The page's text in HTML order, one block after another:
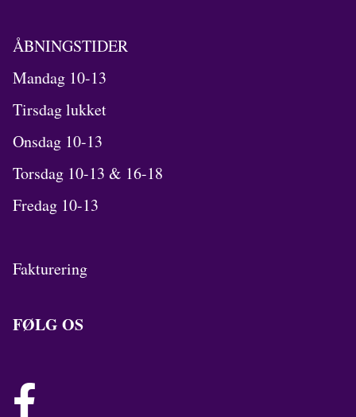
ÅBNINGSTIDER
Mandag 10-13
Tirsdag lukket
Onsdag 10-13
Torsdag 10-13 & 16-18
Fredag 10-13
Fakturering
FØLG OS
